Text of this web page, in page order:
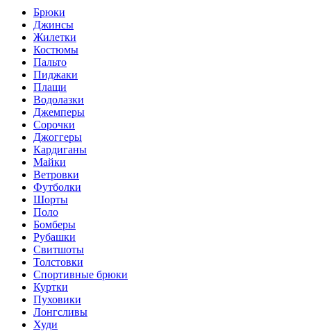
Брюки
Джинсы
Жилетки
Костюмы
Пальто
Пиджаки
Плащи
Водолазки
Джемперы
Сорочки
Джоггеры
Кардиганы
Майки
Ветровки
Футболки
Шорты
Поло
Бомберы
Рубашки
Свитшоты
Толстовки
Спортивные брюки
Куртки
Пуховики
Лонгсливы
Худи